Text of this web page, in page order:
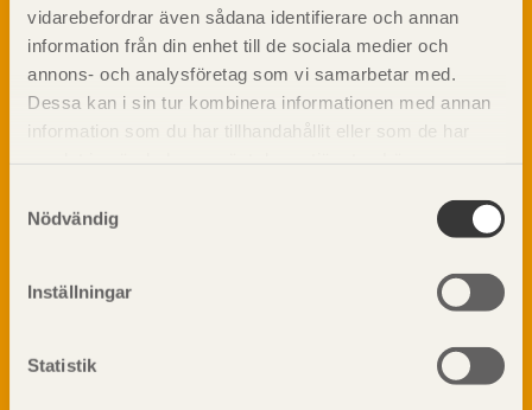
vidarebefordrar även sådana identifierare och annan
information från din enhet till de sociala medier och
annons- och analysföretag som vi samarbetar med.
Dessa kan i sin tur kombinera informationen med annan
information som du har tillhandahållit eller som de har
Nödvändig
Inställningar
Statistik
Materialet trä
Skogsbruk
Barrträdets uppbyggnad
Träets egenskaper och kvalitet
Kemisk behandling
Fakta om Limträ
Fukt
Ljud
TräGuiden är den digitala handboken för trä och
materialet trä samt instruktioner för byggande
med trä.
Prenumerera på TräGuidens nyhetsbrev!